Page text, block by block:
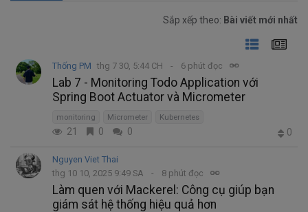
Sắp xếp theo: Bài viết mới nhất
Thống PM thg 7 30, 5:44 CH 6 phút đọc
Lab 7 - Monitoring Todo Application với
Spring Boot Actuator và Micrometer
monitoring Micrometer Kubernetes
21 0 0 0
Nguyen Viet Thai
thg 10 10, 2025 9:49 SA
8 phút đọc
Làm quen với Mackerel: Công cụ giúp bạn
giám sát hệ thống hiệu quả hơn